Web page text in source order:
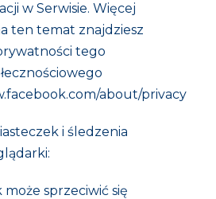
w Serwisie. Więcej
ten temat znajdziesz
tego
about/privacy
i śledzenia
sprzeciwić się